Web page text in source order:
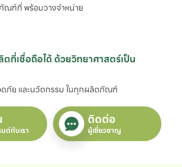
ฑ์ที่ พร้อมวางจำหน่าย
ที่เชื่อถือได้ ด้วยวิทยาศาสตร์เป็น
ภัย และนวัตกรรม ในทุกผลิตภัณฑ์
ด์กับเรา
ติดต่อ
ผู้เชี่ยวชาญ